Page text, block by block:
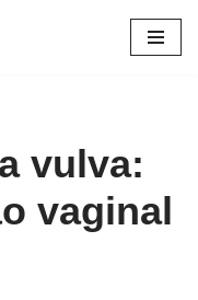
vulva:
vaginal